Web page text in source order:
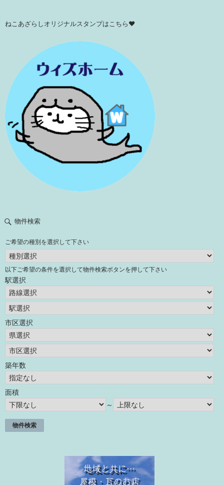
ねこあざらしオリジナルスタンプはこちら♥
物件検索
ご希望の種別を選択して下さい
以下ご希望の条件を選択して物件検索ボタンを押して下さい
駅選択
市区選択
築年数
面積
～